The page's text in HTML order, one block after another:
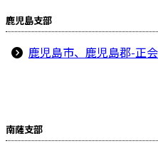
鹿児島支部
鹿児島市、鹿児島郡-正
南薩支部